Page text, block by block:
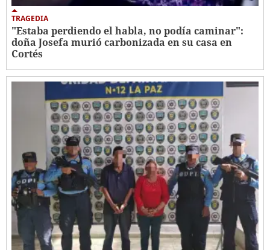
TRAGEDIA
"Estaba perdiendo el habla, no podía caminar":
doña Josefa murió carbonizada en su casa en
Cortés